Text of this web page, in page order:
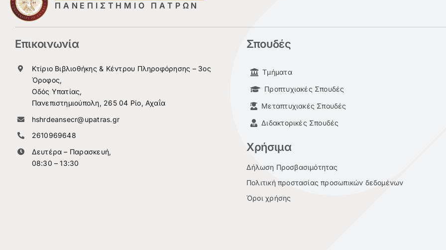
ΠΑΝΕΠΙΣΤΗΜΙΟ ΠΑΤΡΩΝ
Επικοινωνία
Κτίριο Βιβλιοθήκης & Κέντρου Πληροφόρησης – 3ος
Όροφος,
Οδός Υπατίας,
Πανεπιστημιούπολη, 265 04 Ρίο, Αχαΐα
hshrdeansecr@upatras.gr
2610969648
Δευτέρα – Παρασκευή,
08:30 – 13:30
Σπουδές
Τμήματα
Προπτυχιακές Σπουδές
Μεταπτυχιακές Σπουδές
Διδακτορικές Σπουδές
Χρήσιμα
Δήλωση Προσβασιμότητας
Πολιτική προστασίας προσωπικών δεδομένων
Όροι χρήσης